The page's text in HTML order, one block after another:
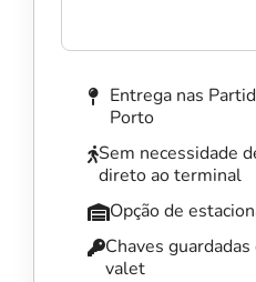
Entrega nas
Porto
Sem necessidade
direto ao terminal
Opção de
Chaves
valet